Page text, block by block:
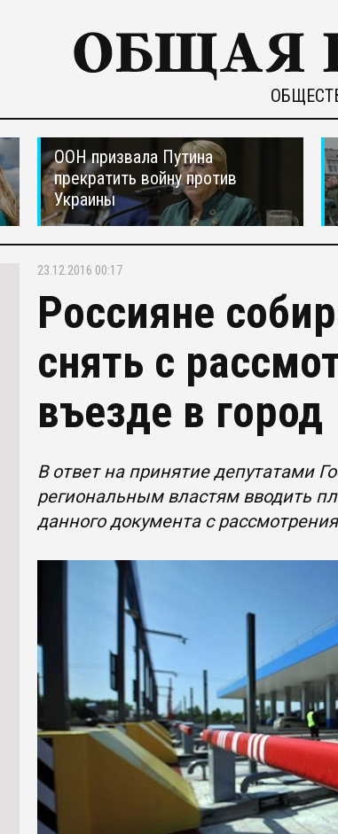
ООН призвала Путина
прекратить войну против
Украины
23.12.2016 00:17
Россияне
снять с
въезде в город
В ответ на принятие депутатами
региональным властям вводить
данного документа с